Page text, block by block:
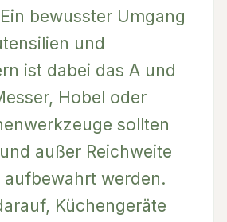
bewusster Umgang
und
ist dabei das A und
Hobel oder
sollten
außer Reichweite
werden.
Küchengeräte